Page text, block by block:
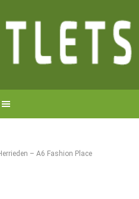
– A6 Fashion Place